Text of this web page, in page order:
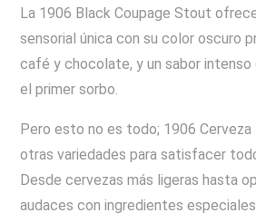
La 1906 Black Coupage Stout
sensorial única con su color oscuro
café y chocolate, y un sabor intenso
el primer sorbo.
Pero esto no es todo; 1906
otras variedades para satisfacer
Desde cervezas más ligeras hasta
audaces con ingredientes